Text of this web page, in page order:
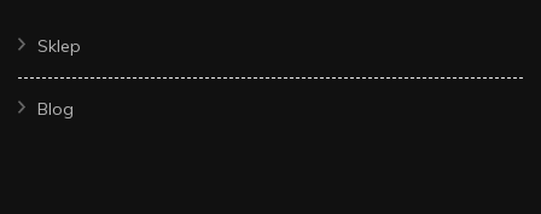
Sklep
Blog